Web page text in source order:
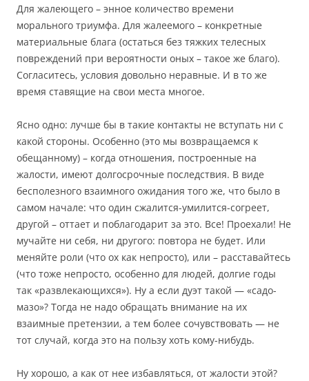
Для жалеющего – энное количество времени
морального триумфа. Для жалеемого – конкретные
материальные блага (остаться без тяжких телесных
повреждений при вероятности оных – такое же благо).
Согласитесь, условия довольно неравные. И в то же
время ставящие на свои места многое.
Ясно одно: лучше бы в такие контакты не вступать ни с
какой стороны. Особенно (это мы возвращаемся к
обещанному) – когда отношения, построенные на
жалости, имеют долгосрочные последствия. В виде
бесполезного взаимного ожидания того же, что было в
самом начале: что один сжалится-умилится-согреет,
другой – оттает и поблагодарит за это. Все! Проехали! Не
мучайте ни себя, ни другого: повтора не будет. Или
меняйте роли (что ох как непросто), или – расставайтесь
(что тоже непросто, особенно для людей, долгие годы
так «развлекающихся»). Ну а если дуэт такой — «садо-
мазо»? Тогда не надо обращать внимание на их
взаимные претензии, а тем более сочувствовать — не
тот случай, когда это на пользу хоть кому-нибудь.
Ну хорошо, а как от нее избавляться, от жалости этой?